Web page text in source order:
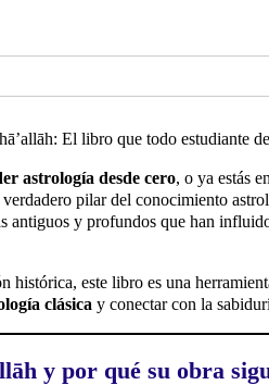
El libro que todo estudiante
astrología desde cero, o ya estás
verdadero pilar del conocimiento
antiguos y profundos que han
histórica, este libro es una
clásica y conectar con la
y por qué su obra